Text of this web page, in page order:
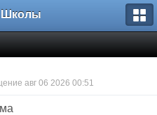
авг 06 2026 00:51